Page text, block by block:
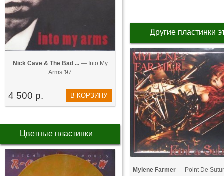
Nick Cave & The Bad ...— Into My
Arms '97
4 500 р. В КОРЗИНУ
Цветные пластинки
Другие пластинки
Mylene Farmer — Point De